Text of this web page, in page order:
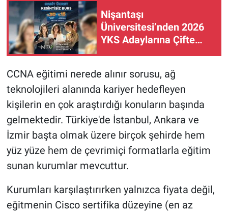
Nişantaşı
Üniversitesi’nden 2026
YKS Adaylarına Çifte
CCNA eğitimi nerede alınır sorusu, ağ
teknolojileri alanında kariyer hedefleyen
kişilerin en çok araştırdığı konuların başında
gelmektedir. Türkiye'de İstanbul, Ankara ve
İzmir başta olmak üzere birçok şehirde hem
yüz yüze hem de çevrimiçi formatlarla eğitim
sunan kurumlar mevcuttur.
Kurumları karşılaştırırken yalnızca fiyata değil,
eğitmenin Cisco sertifika düzeyine (en az